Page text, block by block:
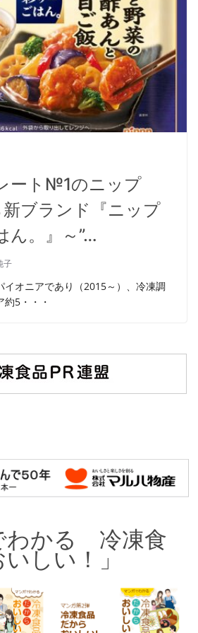
ート№1のニップ
ブランド『ニップ
ん。』～”…
子
イオニアであり（2015～）、冷凍調
5・・・
わかる 冷凍食
しい！」